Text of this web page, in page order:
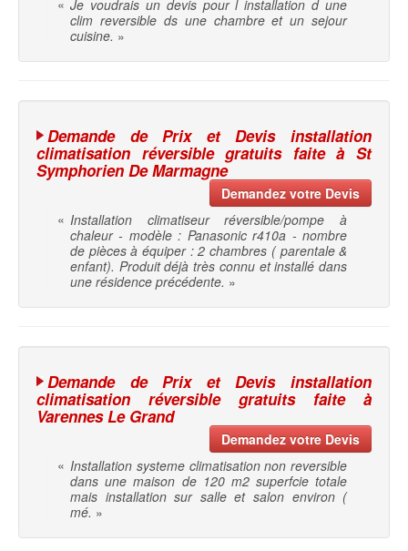
« Je voudrais un devis pour l installation d une
clim reversible ds une chambre et un sejour
cuisine. »
Demande de Prix et Devis installation
climatisation réversible gratuits faite à St
Symphorien De Marmagne
Demandez votre Devis
« Installation climatiseur réversible/pompe à
chaleur - modèle : Panasonic r410a - nombre
de pièces à équiper : 2 chambres ( parentale &
enfant). Produit déjà très connu et installé dans
une résidence précédente. »
Demande de Prix et Devis installation
climatisation réversible gratuits faite à
Varennes Le Grand
Demandez votre Devis
« Installation systeme climatisation non reversible
dans une maison de 120 m2 superfcie totale
mais installation sur salle et salon environ (
mé. »